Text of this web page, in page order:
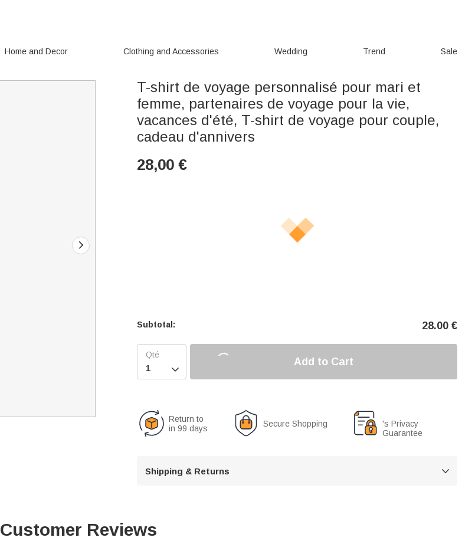
Home and Decor Clothing and Accessories Wedding Trend Sale
T-shirt de voyage personnalisé pour mari et
femme, partenaires de voyage pour la vie,
vacances d'été, T-shirt de voyage pour couple,
cadeau d'annivers
28,00 €
Subtotal: 28.00 €

Add to Cart
Return to
in 99 days
Secure Shopping
's Privacy
Guarantee
Shipping & Returns 
Customer Reviews